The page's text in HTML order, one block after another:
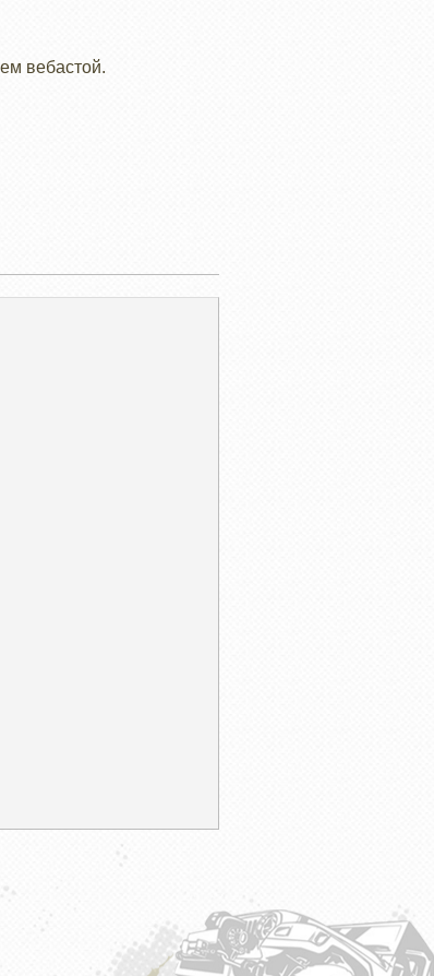
вебастой.